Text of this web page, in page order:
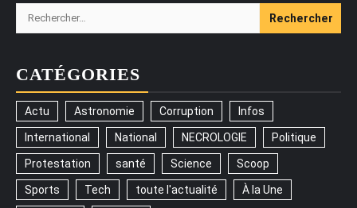
Rechercher :
CATÉGORIES
Actu Astronomie Corruption Infos
International National NECROLOGIE Politique
Protestation santé Science Scoop
Sports Tech toute l'actualité À la Une